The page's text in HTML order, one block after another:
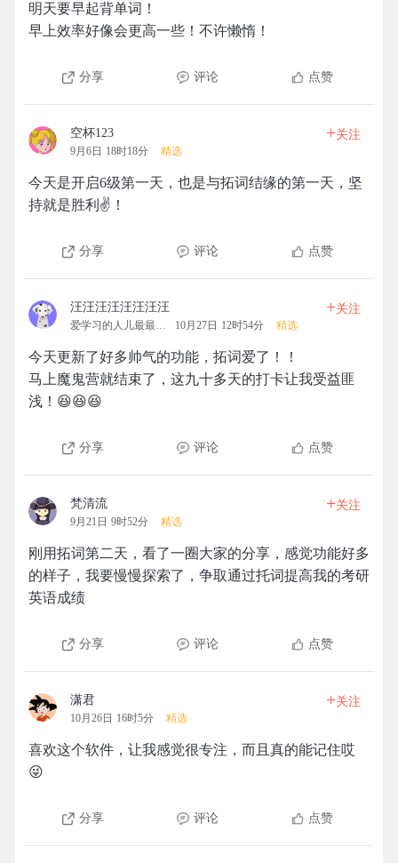
明天要早起背单词！
早上效率好像会更高一些！不许懒惰！
分享 评论 点赞
空杯123
9月6日 18时18分 精选
+关注
今天是开启6级第一天，也是与拓词结缘的第一天，坚
持就是胜利✌️！
分享 评论 点赞
汪汪汪汪汪汪汪汪
爱学习的人儿最最最可爱 10月27日 12时54分 精选
+关注
今天更新了好多帅气的功能，拓词爱了！！
马上魔鬼营就结束了，这九十多天的打卡让我受益匪
浅！😆😆😆
分享 评论 点赞
梵清流
9月21日 9时52分 精选
+关注
刚用拓词第二天，看了一圈大家的分享，感觉功能好多
的样子，我要慢慢探索了，争取通过托词提高我的考研
英语成绩
分享 评论 点赞
潇君
10月26日 16时5分 精选
+关注
喜欢这个软件，让我感觉很专注，而且真的能记住哎
😜
分享 评论 点赞